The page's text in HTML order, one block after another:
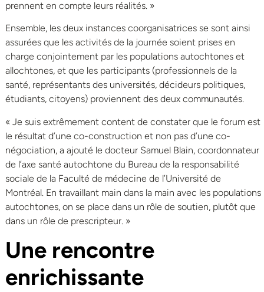
prennent en compte leurs réalités. »
Ensemble, les deux instances coorganisatrices se sont ainsi
assurées que les activités de la journée soient prises en
charge conjointement par les populations autochtones et
allochtones, et que les participants (professionnels de la
santé, représentants des universités, décideurs politiques,
étudiants, citoyens) proviennent des deux communautés.
« Je suis extrêmement content de constater que le forum est
le résultat d’une co-construction et non pas d’une co-
négociation, a ajouté le docteur Samuel Blain, coordonnateur
de l’axe santé autochtone du Bureau de la responsabilité
sociale de la Faculté de médecine de l’Université de
Montréal. En travaillant main dans la main avec les populations
autochtones, on se place dans un rôle de soutien, plutôt que
dans un rôle de prescripteur. »
Une rencontre
enrichissante